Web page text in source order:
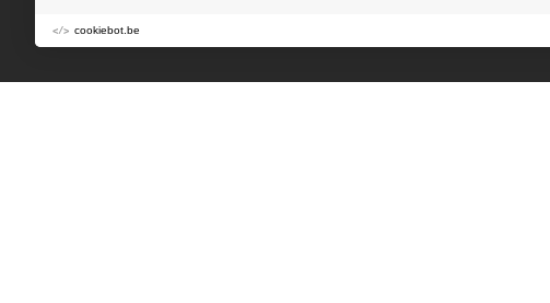
cookiebot.be